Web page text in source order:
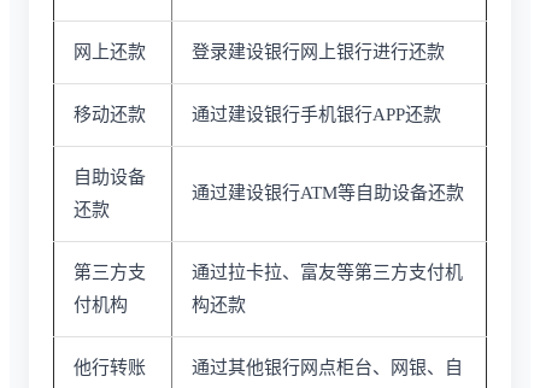
网上还款 登录建设银行网上银行进行还款
移动还款 通过建设银行手机银行APP还款
自助设备
还款
通过建设银行ATM等自助设备还款
第三方支
付机构
通过拉卡拉、富友等第三方支付机
构还款
他行转账
通过其他银行网点柜台、网银、自